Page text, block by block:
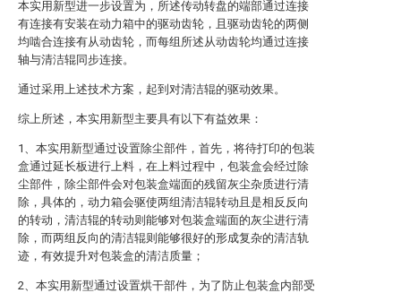
本实用新型进一步设置为，所述传动转盘的端部通过连接
有连接有安装在动力箱中的驱动齿轮，且驱动齿轮的两侧
均啮合连接有从动齿轮，而每组所述从动齿轮均通过连接
轴与清洁辊同步连接。
通过采用上述技术方案，起到对清洁辊的驱动效果。
综上所述，本实用新型主要具有以下有益效果：
1、本实用新型通过设置除尘部件，首先，将待打印的包装
盒通过延长板进行上料，在上料过程中，包装盒会经过除
尘部件，除尘部件会对包装盒端面的残留灰尘杂质进行清
除，具体的，动力箱会驱使两组清洁辊转动且是相反反向
的转动，清洁辊的转动则能够对包装盒端面的灰尘进行清
除，而两组反向的清洁辊则能够很好的形成复杂的清洁轨
迹，有效提升对包装盒的清洁质量；
2、本实用新型通过设置烘干部件，为了防止包装盒内部受